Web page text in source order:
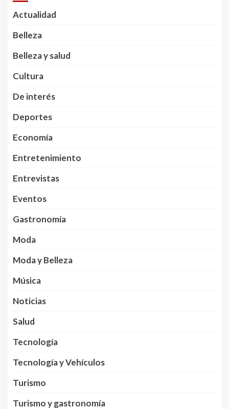
Actualidad
Belleza
Belleza y salud
Cultura
De interés
Deportes
Economía
Entretenimiento
Entrevistas
Eventos
Gastronomía
Moda
Moda y Belleza
Música
Noticias
Salud
Tecnología
Tecnología y Vehículos
Turismo
Turismo y gastronomía